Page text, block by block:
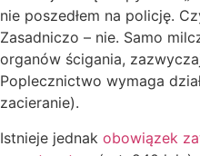
nie poszedłem na policję.
Zasadniczo – nie. Samo
organów ścigania,
Poplecznictwo wymaga
zacieranie).
Istnieje jednak obowiązek